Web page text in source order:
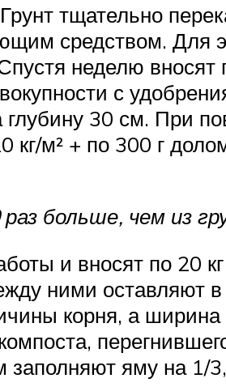
тщательно
средством. Для
неделю вносят
с
глубину 30 см. При
кг/м² + по 300 г
больше, чем из
и вносят по 20
ними оставляют
корня, а
яму на 1/